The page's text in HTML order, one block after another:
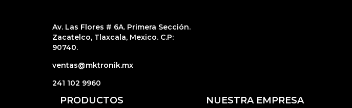
Av. Las Flores # 6A. Primera Sección.
Zacatelco, Tlaxcala, Mexico. C.P:
90740.
ventas@mktronik.mx
241 102 9960
PRODUCTOS NUESTRA EMPRESA